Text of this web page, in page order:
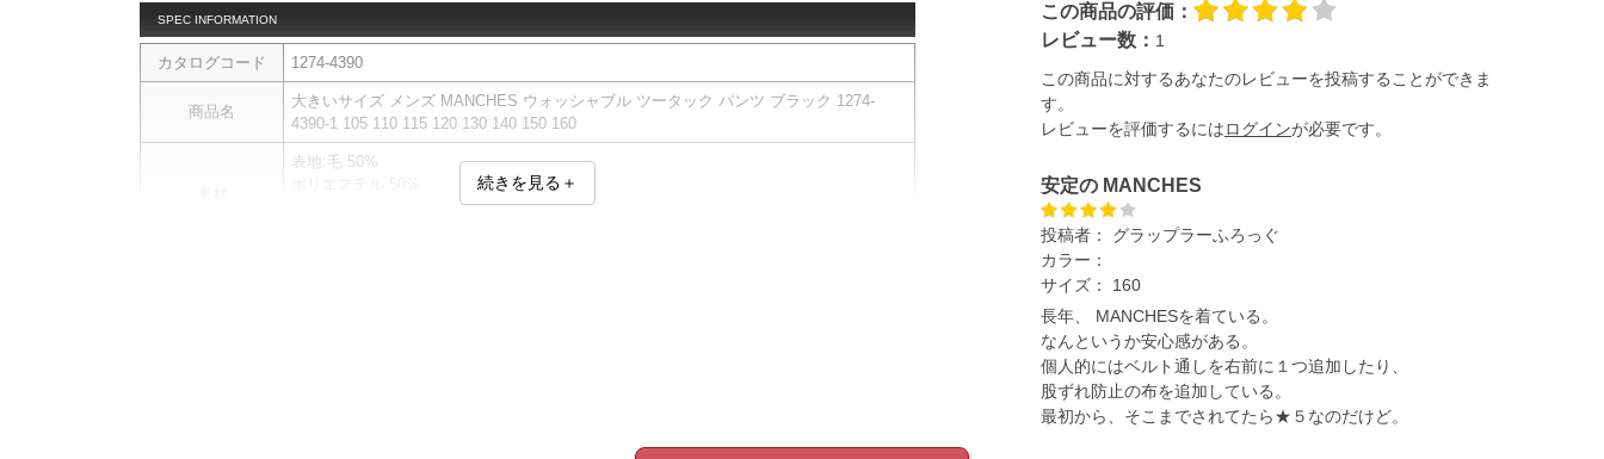
SPEC INFORMATION
カタログコード 1274-4390
商品名
大きいサイズ メンズ MANCHES ウォッシャブル ツータック パンツ ブラック 1274-
4390-1 105 110 115 120 130 140 150 160
表地:毛 50%
ウエスト部分に隠されたゴムが収縮し、お腹周りにフィットする構造になっています。
続きを見る＋
この商品の評価：
レビュー数： 1
この商品に対するあなたのレビューを投稿することができま
す。
レビューを評価するにはログインが必要です。
安定の MANCHES
投稿者：
グラップラーふろっぐ
カラー：
サイズ：
160
長年、 MANCHESを着ている。
なんというか安心感がある。
個人的にはベルト通しを右前に１つ追加したり、
股ずれ防止の布を追加している。
最初から、そこまでされてたら★５なのだけど。